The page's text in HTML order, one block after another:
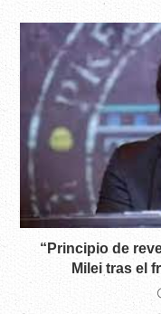
“Principio de
Milei tras el